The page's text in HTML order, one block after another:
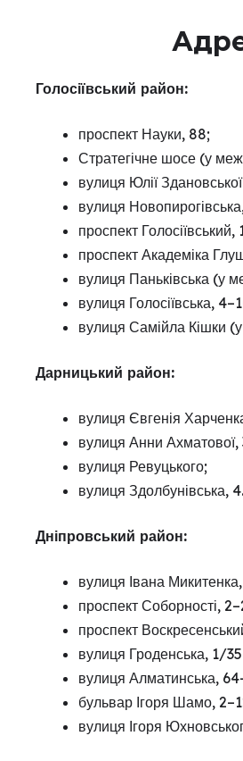
Голосіївський район:
проспект Науки, 88;
Стратегічне шосе (у
вулиця Юлії
вулиця
проспект Голосіївський,
проспект Академіка
вулиця Паньківська (у
вулиця Голосіївська,
вулиця Самійла Кішки
Дарницький район:
вулиця Євгенія
вулиця Анни Ахматової,
вулиця Ревуцького;
вулиця Здолбунівська, 4.
Дніпровський район:
вулиця Івана
проспект Соборності,
проспект
вулиця Гроденська, 1/
вулиця Алматинська,
бульвар Ігоря Шамо,
вулиця Ігоря